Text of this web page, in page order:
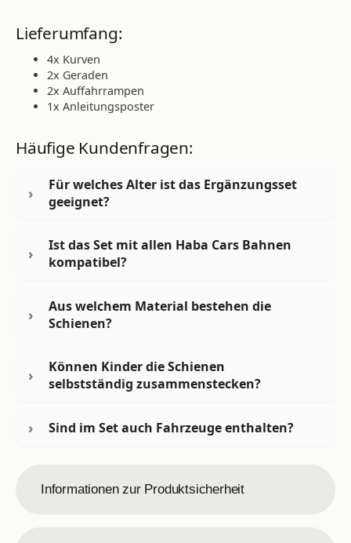
Lieferumfang:
4x Kurven
2x Geraden
2x Auffahrrampen
1x Anleitungsposter
Häufige Kundenfragen:
Für welches Alter ist das Ergänzungsset
geeignet?
Ist das Set mit allen Haba Cars Bahnen
kompatibel?
Aus welchem Material bestehen die
Schienen?
Können Kinder die Schienen
selbstständig zusammenstecken?
Sind im Set auch Fahrzeuge enthalten?
Informationen zur Produktsicherheit